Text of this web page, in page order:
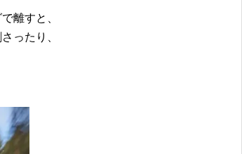
離すと、
ったり、